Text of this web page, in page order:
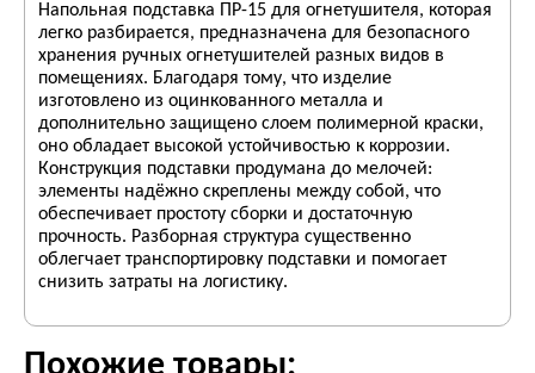
Напольная подставка ПР-15 для огнетушителя, которая
легко разбирается, предназначена для безопасного
хранения ручных огнетушителей разных видов в
помещениях. Благодаря тому, что изделие
изготовлено из оцинкованного металла и
дополнительно защищено слоем полимерной краски,
оно обладает высокой устойчивостью к коррозии.
Конструкция подставки продумана до мелочей:
элементы надёжно скреплены между собой, что
обеспечивает простоту сборки и достаточную
прочность. Разборная структура существенно
облегчает транспортировку подставки и помогает
снизить затраты на логистику.